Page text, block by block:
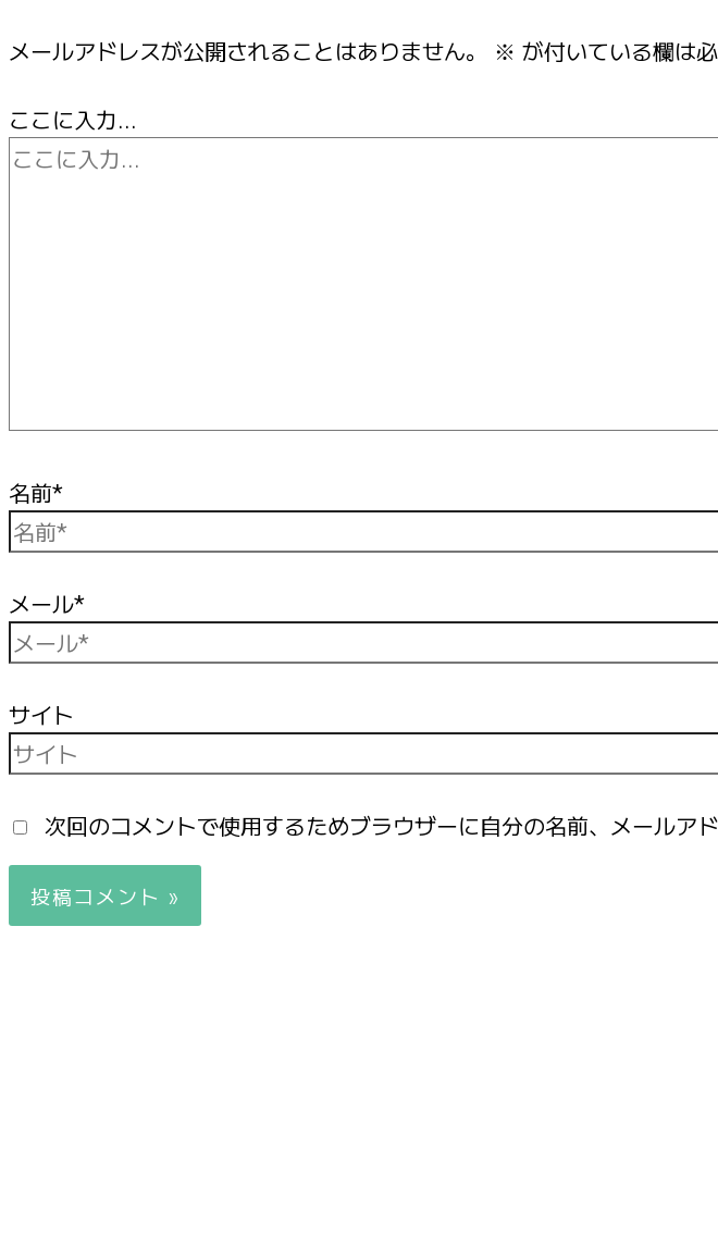
メールアドレスが公開されることはありません。 ※ が付いている欄は
ここに入力…
名前*
メール*
サイト
次回のコメントで使用するためブラウザーに自分の名前、メールア